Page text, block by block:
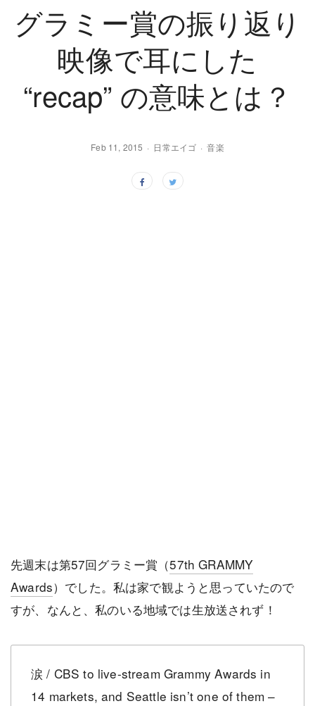
グラミー賞の振り返り
映像で耳にした
“recap” の意味とは？
Feb 11, 2015 日常エイゴ 音楽
先週末は第57回グラミー賞（57th GRAMMY
Awards）でした。私は家で観ようと思っていたので
すが、なんと、私のいる地域では生放送されず！
涙 / CBS to live-stream Grammy Awards in
14 markets, and Seattle isn’t one of them –